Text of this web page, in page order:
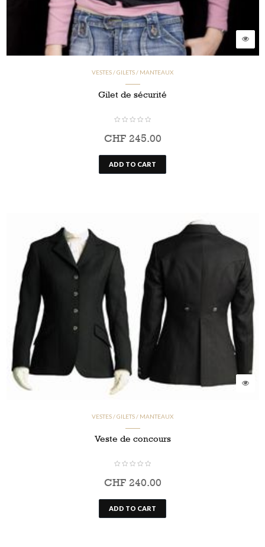
VESTES / GILETS / MANTEAUX
Gilet de sécurité
CHF245.00
ADD TO CART
VESTES / GILETS / MANTEAUX
Veste de concours
CHF240.00
ADD TO CART